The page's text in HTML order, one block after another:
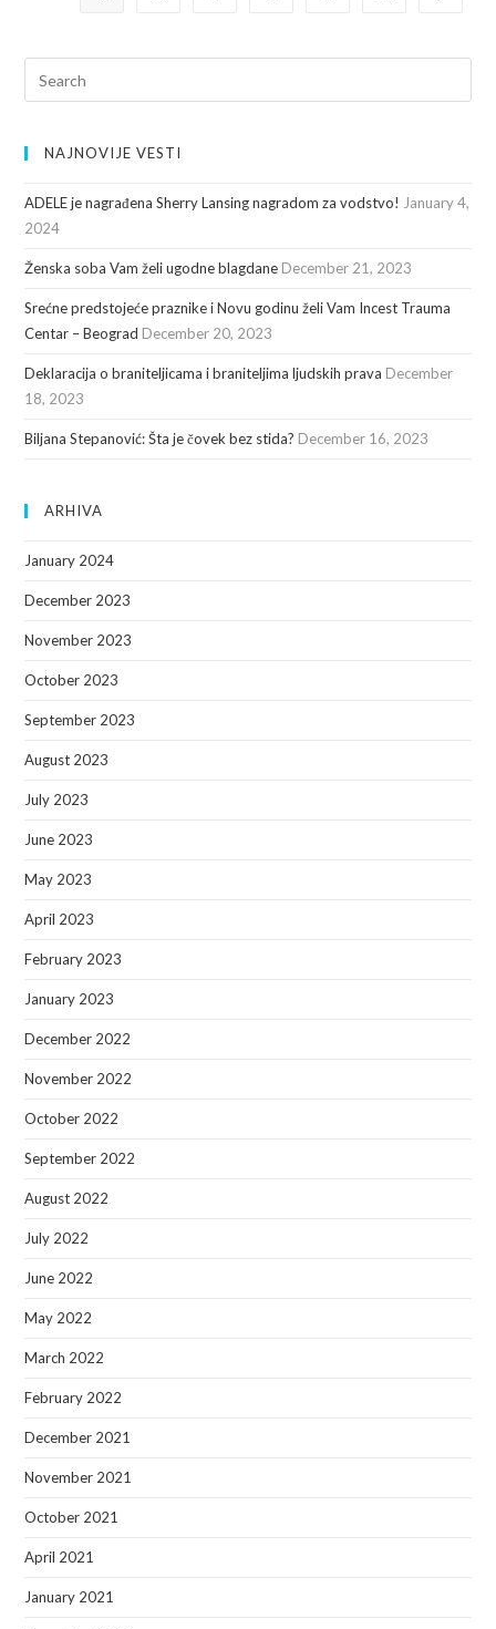
NAJNOVIJE VESTI
ADELE je nagrađena Sherry Lansing nagradom za vodstvo! January 4,
2024
Ženska soba Vam želi ugodne blagdane December 21, 2023
Srećne predstojeće praznike i Novu godinu želi Vam Incest Trauma
Centar – Beograd December 20, 2023
Deklaracija o braniteljicama i braniteljima ljudskih prava December
18, 2023
Biljana Stepanović: Šta je čovek bez stida? December 16, 2023
ARHIVA
January 2024
December 2023
November 2023
October 2023
September 2023
August 2023
July 2023
June 2023
May 2023
April 2023
February 2023
January 2023
December 2022
November 2022
October 2022
September 2022
August 2022
July 2022
June 2022
May 2022
March 2022
February 2022
December 2021
November 2021
October 2021
April 2021
January 2021